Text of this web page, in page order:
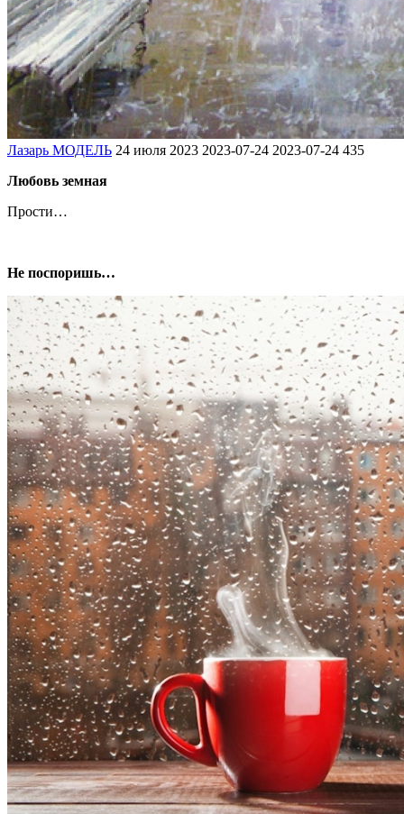
Лазарь МОДЕЛЬ 24 июля 2023 2023-07-24 2023-07-24 435
Любовь земная
Прости…
Не поспоришь…